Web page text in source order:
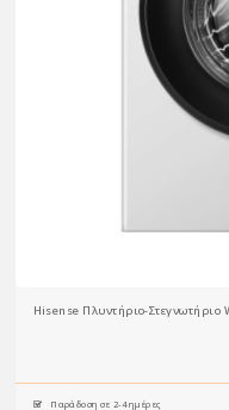
Hisense Πλυντήριο-Στεγνωτήριο
Παράδοση σε 2-4 ημέρες